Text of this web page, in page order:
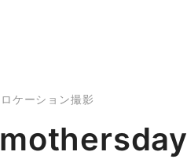
ロケーション撮影
mothersday